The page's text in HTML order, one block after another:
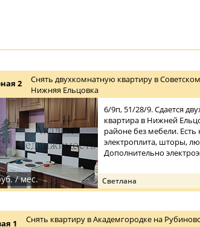
2
Снять двухкомнатную квартиру в
Нижняя Ельцовка
/ мес.
6/9п, 51/28/9. Сдается
квартира в Нижней
районе без мебели. Есть
электроплита, шторы,
Дополнительно
Светлана
1 Снять квартиру в Академгородке на